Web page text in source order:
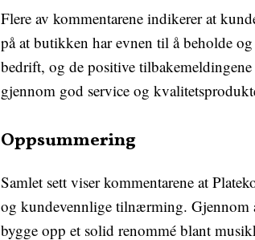
Flere av kommentarene indikerer at
på at butikken har evnen til å beholde
bedrift, og de positive
gjennom god service og
Oppsummering
Samlet sett viser kommentarene at
og kundevennlige tilnærming. Gjennom
bygge opp et solid renommé blant